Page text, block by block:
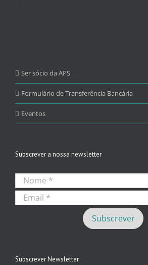
Ser sócio da APS
Formulário de Transferência Bancária
Eventos
Subscrever a nossa newsletter
Subscrever Newsletter